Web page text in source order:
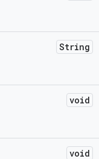
String
void
void